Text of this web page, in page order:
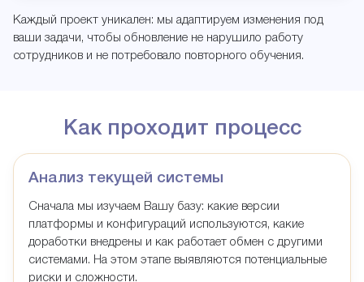
Каждый проект уникален: мы адаптируем изменения под
ваши задачи, чтобы обновление не нарушило работу
сотрудников и не потребовало повторного обучения.
Как проходит процесс
Анализ текущей системы
Сначала мы изучаем Вашу базу: какие версии
платформы и конфигураций используются, какие
доработки внедрены и как работает обмен с другими
системами. На этом этапе выявляются потенциальные
риски и сложности.